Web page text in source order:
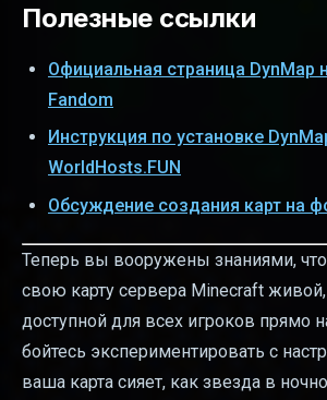
Полезные ссылки
Официальная страница DynMap
Fandom
Инструкция по установке
WorldHosts.FUN
Обсуждение создания карт на
Теперь вы вооружены знаниями,
свою карту сервера Minecraft
доступной для всех игроков прямо
бойтесь экспериментировать с
ваша карта сияет, как звезда в